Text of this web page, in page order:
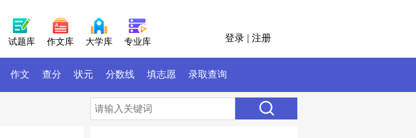
试题库 作文库 大学库 专业库 登录 注册
作文 查分 状元 分数线 填志愿 录取查询